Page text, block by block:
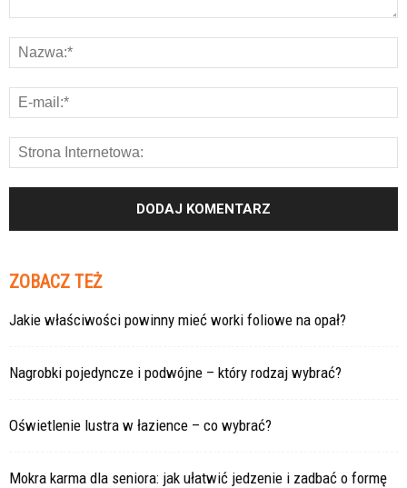
ZOBACZ TEŻ
Jakie właściwości powinny mieć worki foliowe na opał?
Nagrobki pojedyncze i podwójne – który rodzaj wybrać?
Oświetlenie lustra w łazience – co wybrać?
Mokra karma dla seniora: jak ułatwić jedzenie i zadbać o formę